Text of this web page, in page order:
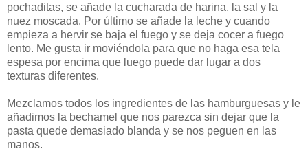
pochaditas, se añade la cucharada de harina, la sal y la
nuez moscada. Por último se añade la leche y cuando
empieza a hervir se baja el fuego y se deja cocer a fuego
lento. Me gusta ir moviéndola para que no haga esa tela
espesa por encima que luego puede dar lugar a dos
texturas diferentes.
Mezclamos todos los ingredientes de las hamburguesas y le
añadimos la bechamel que nos parezca sin dejar que la
pasta quede demasiado blanda y se nos peguen en las
manos.